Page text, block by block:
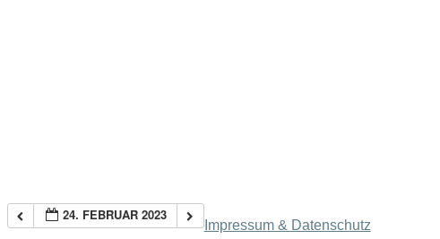
24. FEBRUAR 2023
Impressum & Datenschutz